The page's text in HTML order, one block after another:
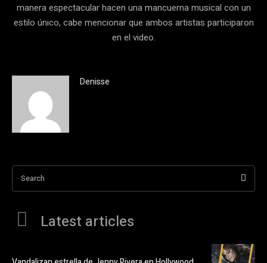
manera espectacular hacen una mancuerna musical con un
estilo único, cabe mencionar que ambos artistas participaron
en el video.
Denisse
Search
Latest articles